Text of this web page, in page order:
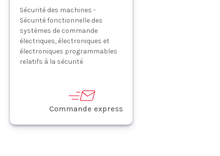
Sécurité des machines -
Sécurité fonctionnelle des
systèmes de commande
électriques, électroniques et
électroniques programmables
relatifs à la sécurité
Commande express